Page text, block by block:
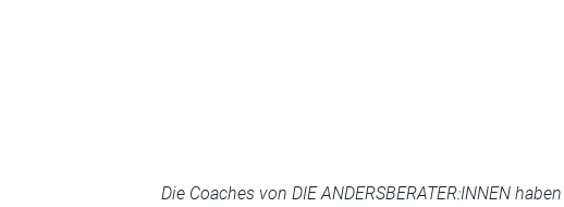
Die Coaches von DIE ANDERSBERATER:INNEN